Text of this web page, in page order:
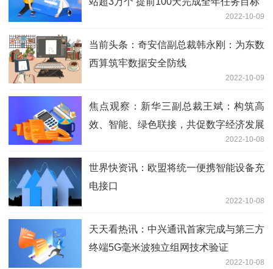
2022-10-09
当前头条：奇安信副总裁韩永刚：为东数
西算筑牢数据安全防线
2022-10-09
焦点观察：新华三副总裁王斌：构筑高
效、智能、绿色联接，共促数字经济发展
2022-10-08
世界快资讯：欧盟将统一便携智能设备充
电接口
2022-10-08
天天看热讯：中兴通讯首家完成与第三方
终端5G毫米波独立组网技术验证
2022-10-08